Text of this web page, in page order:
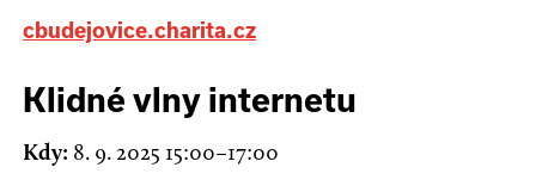
cbudejovice.charita.cz
Klidné vlny internetu
Kdy: 8. 9. 2025 15:00–17:00